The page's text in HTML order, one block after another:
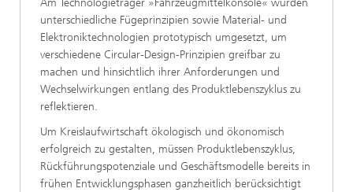
Am Technologieträger »Fahrzeugmittelkonsole« wurden
unterschiedliche Fügeprinzipien sowie Material- und
Elektroniktechnologien prototypisch umgesetzt, um
verschiedene Circular-Design-Prinzipien greifbar zu
machen und hinsichtlich ihrer Anforderungen und
Wechselwirkungen entlang des Produktlebenszyklus zu
reflektieren.
Um Kreislaufwirtschaft ökologisch und ökonomisch
erfolgreich zu gestalten, müssen Produktlebenszyklus,
Rückführungspotenziale und Geschäftsmodelle bereits in
frühen Entwicklungsphasen ganzheitlich berücksichtigt